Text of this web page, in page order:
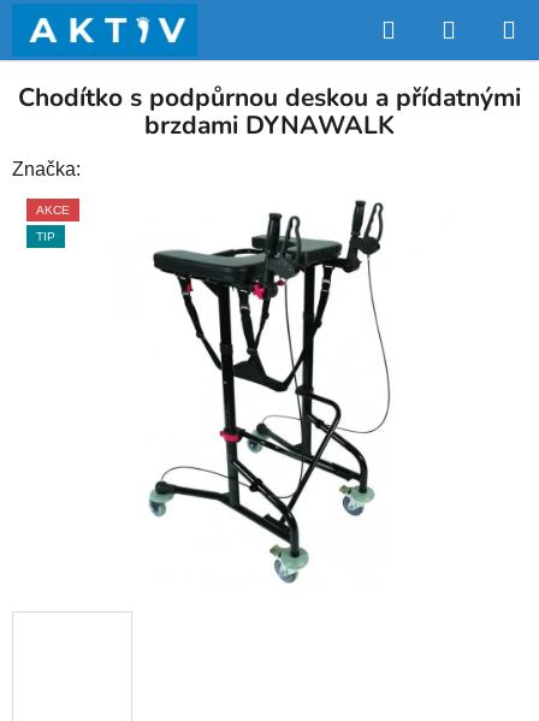
obsah
Hledat
KOŠÍK
Chodítko s podpůrnou deskou a přídatnými
brzdami DYNAWALK
Značka:
AKCE
TIP